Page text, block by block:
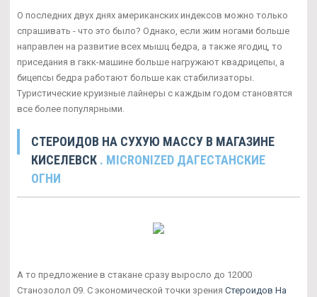
О последних двух днях американских индексов можно только
спрашивать - что это было? Однако, если жим ногами больше
направлен на развитие всех мышц бедра, а также ягодиц, то
приседания в гакк-машине больше нагружают квадрицепы, а
бицепсы бедра работают больше как стабилизаторы.
Туристические круизные лайнеры с каждым годом становятся
все более популярными.
СТЕРОИДОВ НА СУХУЮ МАССУ В МАГАЗИНЕ
КИСЕЛЕВСК . MICRONIZED ДАГЕСТАНСКИЕ
ОГНИ
А то предложение в стакане сразу выросло до 12000
Станозолол 09. С экономической точки зрения Стероидов На